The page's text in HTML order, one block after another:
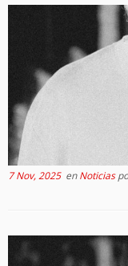
7 Nov, 2025enNoticias